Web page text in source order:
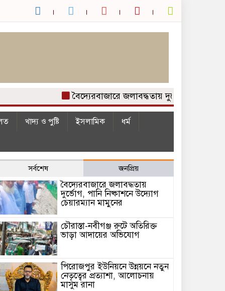
বৈদ্যেরবাজারে জলাবদ্ধতায় দুর্ভোগ, পানি
খাদ্য ও পুষ্টি ইসলামিক
ধর্ম
সর্বশেষ জনপ্রিয়
বৈদ্যেরবাজারে জলাবদ্ধতায়
দুর্ভোগ, পানি নিষ্কাশনে উদ্যোগ
চেয়ারম্যান মামুনের
চৌরাস্তা-নবীগঞ্জ রুটে অতিরিক্ত
ভাড়া আদায়ের অভিযোগ
পিরোজপুর ইউনিয়নে উন্নয়নে নতুন
নেতৃত্বের প্রত্যাশা, আলোচনায়
মাসুম রানা